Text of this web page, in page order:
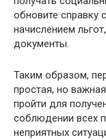
обновите справку
начислением
документы.
Таким образом,
простая, но
пройти для
соблюдении всех
неприятных